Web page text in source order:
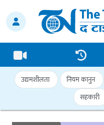
उद्यमशीलता नियम कानुन
सहकारी